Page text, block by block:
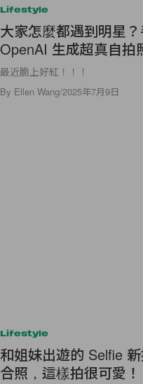
Lifestyle
大家怎麼都遇到明星
OpenAI 生成超真自拍
最近脆上好紅！！！
By Ellen Wang/2025年7月9日
Lifestyle
和姐妹出遊的 Selfie
合照，這樣拍很可愛！